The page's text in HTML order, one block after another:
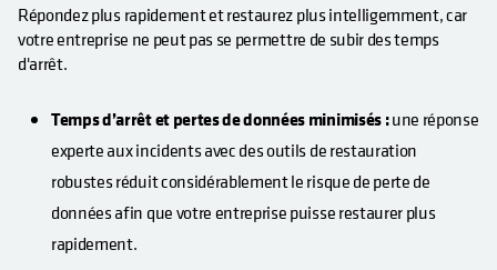
Répondez plus rapidement et restaurez plus intelligemment, car
votre entreprise ne peut pas se permettre de subir des temps
d'arrêt.
Temps d’arrêt et pertes de données minimisés :une réponse
experte aux incidents avec des outils de restauration
robustes réduit considérablement le risque de perte de
données afin que votre entreprise puisse restaurer plus
rapidement.